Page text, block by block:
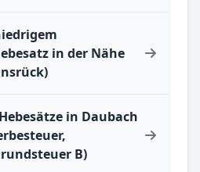
in der Nähe
in Daubach
B)